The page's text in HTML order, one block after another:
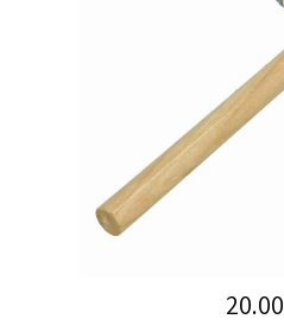
20.00